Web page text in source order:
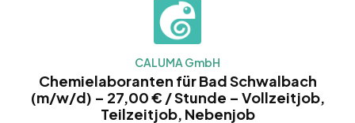
CALUMA GmbH
Chemielaboranten für Bad Schwalbach
(m/w/d) – 27,00 € / Stunde – Vollzeitjob,
Teilzeitjob, Nebenjob